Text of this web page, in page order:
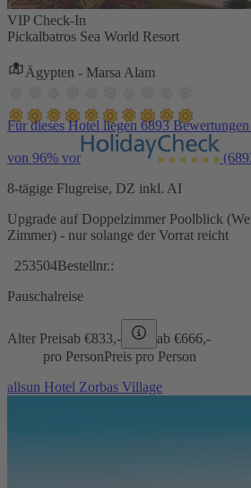
VIP Check-In
Pickalbatros Sea World Resort
Ägypten - Marsa Alam
Für dieses Hotel liegen 6893
von 96% vor
8-tägige Flugreise, DZ inkl. AI
Upgrade auf Doppelzimmer Poolblick
Zimmer) - nur solange der Vorrat reicht
253504Bestellnr.:
Pauschalreise
Alter Preisab €833,- ab €666,-
pro PersonPreis pro Person
allsun Hotel Zorbas Village